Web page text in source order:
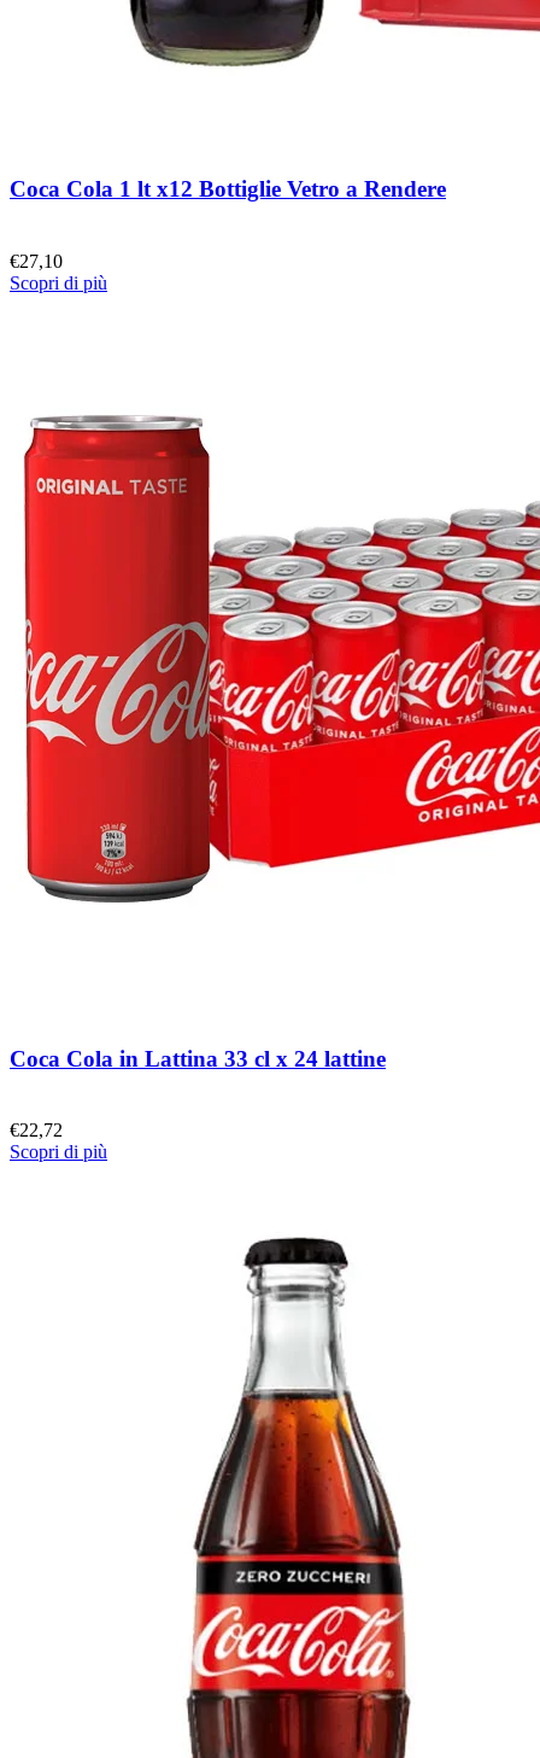
Coca Cola 1 lt x12 Bottiglie Vetro a Rendere
€27,10
Scopri di più
Coca Cola in Lattina 33 cl x 24 lattine
€22,72
Scopri di più